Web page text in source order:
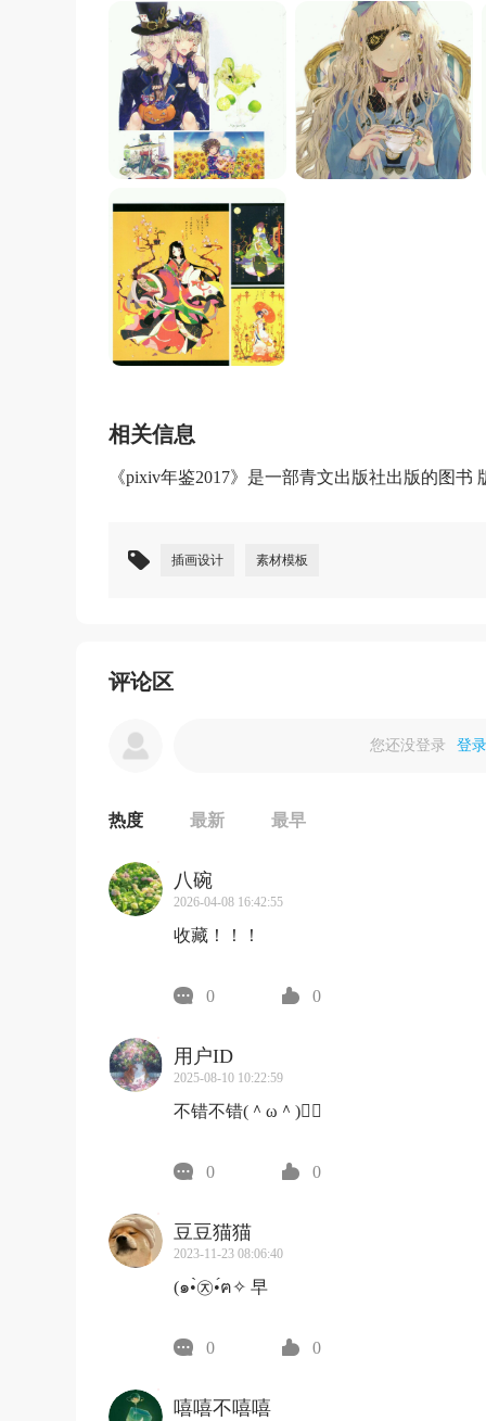
相关信息
《pixiv年鉴2017》是一部青文出版社出版的图书
插画设计 素材模板
评论区
您还没登录 登录
热度 最新 最早
八碗
2026-04-08 16:42:55
收藏！！！
0 0
用户ID
2025-08-10 10:22:59
不错不错(＾ω＾)👍🏻
0 0
豆豆猫猫
2023-11-23 08:06:40
(๑•̀㉨•́ฅ✧ 早
0 0
嘻嘻不嘻嘻